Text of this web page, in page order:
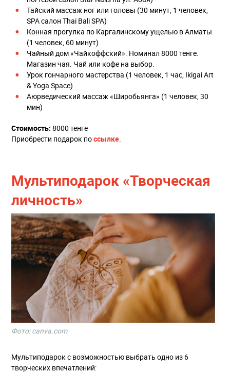
Тайский массаж ног или головы (30 минут, 1 человек,
SPA салон Thai Bali SPA)
Конная прогулка по Каргалинскому ущелью в Алматы
(1 человек, 60 минут)
Чайный дом «Чайкоффский». Номинал 8000 тенге.
Магазин чая. Чай или кофе на выбор.
Урок гончарного мастерства (1 человек, 1 час, Ikigai Art
& Yoga Space)
Аюрведический массаж «Широбьянга» (1 человек, 30
мин)
Стоимость: 8000 тенге
Приобрести подарок поссылке
Мультиподарок «Творческая
личность»
Фото: canva.com
Мультиподарок с возможностью выбрать одно из 6
творческих впечатлений: